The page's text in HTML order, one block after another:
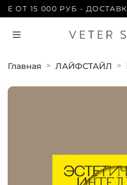
15 000 РУБ -
Главная ЛАЙФСТАЙЛ